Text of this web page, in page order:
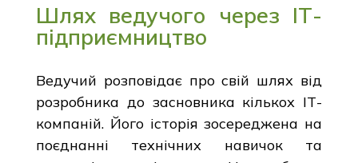
Шлях ведучого через ІТ-
підприємництво
Ведучий розповідає про свій шлях від
розробника до засновника кількох ІТ-
компаній. Його історія зосереджена на
поєднанні технічних навичок та